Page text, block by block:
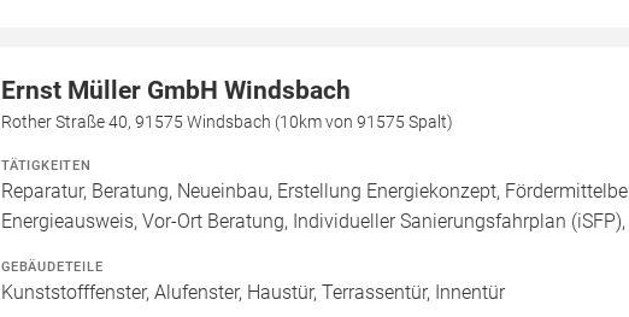
Ernst Müller GmbH Windsbach
Rother Straße 40, 91575 Windsbach (10km von 91575 Spalt)
TÄTIGKEITEN
Reparatur, Beratung, Neueinbau, Erstellung Energiekonzept,
Energieausweis, Vor-Ort Beratung, Individueller Sanierungsfahrplan
GEBÄUDETEILE
Kunststofffenster, Alufenster, Haustür, Terrassentür, Innentür